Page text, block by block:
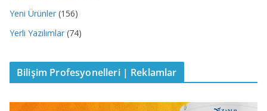
Yeni Ürünler (156)
Yerli Yazılımlar (74)
Bilişim Profesyonelleri | Reklamlar